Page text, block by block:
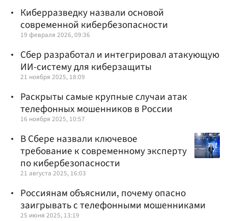
Киберразведку назвали основой
современной кибербезопасности
19 февраля 2026, 09:36
Сбер разработал и интегрировал атакующую
ИИ-систему для киберзащиты
21 ноября 2025, 18:09
Раскрыты самые крупные случаи атак
телефонных мошенников в России
16 ноября 2025, 10:57
В Сбере назвали ключевое
требование к современному эксперту
по кибербезопасности
21 августа 2025, 16:03
Россиянам объяснили, почему опасно
заигрывать с телефонными мошенниками
25 июня 2025, 13:19